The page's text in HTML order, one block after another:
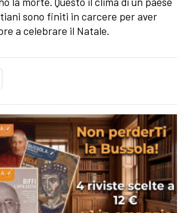
sono finiti in carcere per aver
a celebrare il Natale.